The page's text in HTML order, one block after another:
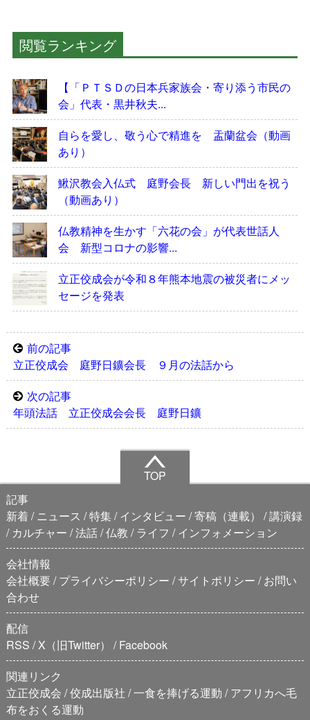
閲覧ランキング
【「ＰＴＳＤの日本兵家族会・寄り添う市民の
会」代表・黒井秋夫...
自らを愛し、敬う心で精進を 盂蘭盆会（動画
あり）
鰍沢教会入仏式 庭野会長 新しい門出を祝う
（動画あり）
仏教精神を生かす「六花の会」が代表世話人
会 新型コロナの影響...
立正佼成会が令和８年熊本地震の被災者にメッ
セージを発表
前の記事
立正佼成会 庭野日鑛会長 ９月の法話から
次の記事
年頭法話 立正佼成会会長 庭野日鑛
TOP
記事
新着
ニュース 特集 インタビュー 寄稿（連載）
講演録
カルチャー 法話 仏教 ライフ
インフォメーション
会社情報
会社概要 プライバシーポリシー サイトポリシー
お問い
合わせ
配信
RSS X（旧Twitter）
Facebook
関連リンク
立正佼成会 佼成出版社 一食を捧げる運動
アフリカへ毛
布をおくる運動